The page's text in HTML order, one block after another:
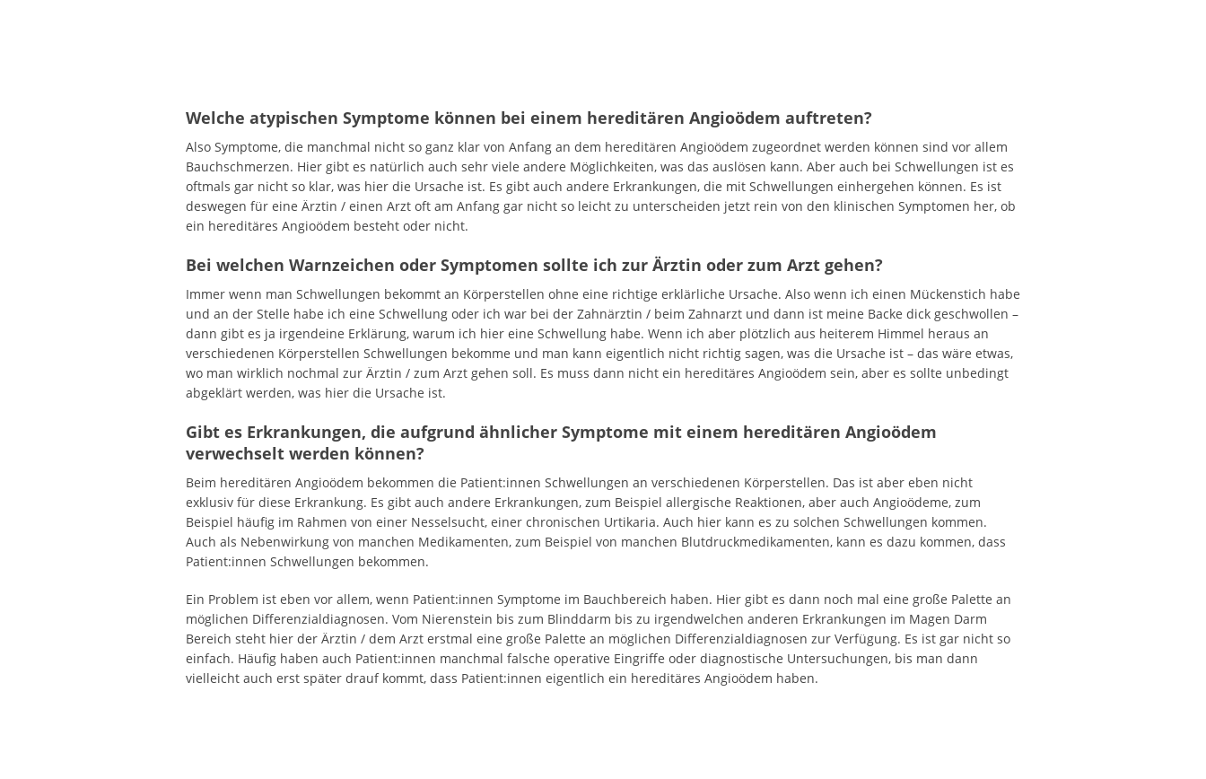
Welche atypischen Symptome können bei einem hereditären Angioödem auftreten?
Also Symptome, die manchmal nicht so ganz klar von Anfang an dem hereditären Angioödem zugeordnet werden können sind vor allem
Bauchschmerzen. Hier gibt es natürlich auch sehr viele andere Möglichkeiten, was das auslösen kann. Aber auch bei Schwellungen ist es
oftmals gar nicht so klar, was hier die Ursache ist. Es gibt auch andere Erkrankungen, die mit Schwellungen einhergehen können. Es ist
deswegen für eine Ärztin / einen Arzt oft am Anfang gar nicht so leicht zu unterscheiden jetzt rein von den klinischen Symptomen her, ob
ein hereditäres Angioödem besteht oder nicht.
Bei welchen Warnzeichen oder Symptomen sollte ich zur Ärztin oder zum Arzt gehen?
Immer wenn man Schwellungen bekommt an Körperstellen ohne eine richtige erklärliche Ursache. Also wenn ich einen Mückenstich habe
und an der Stelle habe ich eine Schwellung oder ich war bei der Zahnärztin / beim Zahnarzt und dann ist meine Backe dick geschwollen –
dann gibt es ja irgendeine Erklärung, warum ich hier eine Schwellung habe. Wenn ich aber plötzlich aus heiterem Himmel heraus an
verschiedenen Körperstellen Schwellungen bekomme und man kann eigentlich nicht richtig sagen, was die Ursache ist – das wäre etwas,
wo man wirklich nochmal zur Ärztin / zum Arzt gehen soll. Es muss dann nicht ein hereditäres Angioödem sein, aber es sollte unbedingt
abgeklärt werden, was hier die Ursache ist.
Gibt es Erkrankungen, die aufgrund ähnlicher Symptome mit einem hereditären Angioödem
verwechselt werden können?
Beim hereditären Angioödem bekommen die Patient:innen Schwellungen an verschiedenen Körperstellen. Das ist aber eben nicht
exklusiv für diese Erkrankung. Es gibt auch andere Erkrankungen, zum Beispiel allergische Reaktionen, aber auch Angioödeme, zum
Beispiel häufig im Rahmen von einer Nesselsucht, einer chronischen Urtikaria. Auch hier kann es zu solchen Schwellungen kommen.
Auch als Nebenwirkung von manchen Medikamenten, zum Beispiel von manchen Blutdruckmedikamenten, kann es dazu kommen, dass
Patient:innen Schwellungen bekommen.
Ein Problem ist eben vor allem, wenn Patient:innen Symptome im Bauchbereich haben. Hier gibt es dann noch mal eine große Palette an
möglichen Differenzialdiagnosen. Vom Nierenstein bis zum Blinddarm bis zu irgendwelchen anderen Erkrankungen im Magen Darm
Bereich steht hier der Ärztin / dem Arzt erstmal eine große Palette an möglichen Differenzialdiagnosen zur Verfügung. Es ist gar nicht so
einfach. Häufig haben auch Patient:innen manchmal falsche operative Eingriffe oder diagnostische Untersuchungen, bis man dann
vielleicht auch erst später drauf kommt, dass Patient:innen eigentlich ein hereditäres Angioödem haben.